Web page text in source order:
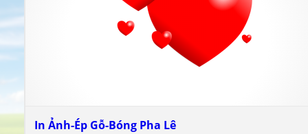
In Ảnh-Ép Gỗ-Bóng Pha Lê